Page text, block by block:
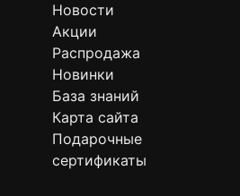
Новости
Акции
Распродажа
Новинки
База знаний
Карта сайта
Подарочные
сертификаты